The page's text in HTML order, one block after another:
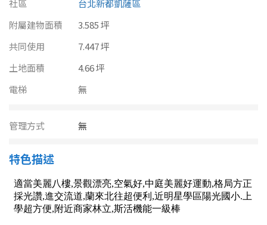
雲林縣
嘉義市
嘉義縣
台南市
屏東縣
坪數
不拘
60~70 坪
~ 坪
社區
台北新都凱薩區
附屬建物面積
3.585 坪
共同使用
7.447 坪
土地面積
4.66 坪
電梯
無
管理方式 無
特色描述